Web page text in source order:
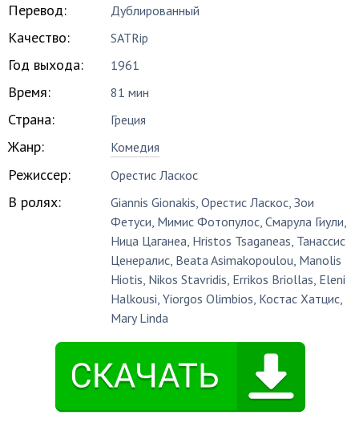
Перевод: Дублированный
Качество: SATRip
Год выхода: 1961
Время: 81 мин
Страна: Греция
Жанр: Комедия
Режиссер: Орестис Ласкос
В ролях: Giannis Gionakis,Орестис Ласкос,Зои
Фетуси, Мимис Фотопулос,Смарула Гиули,
Ница Цаганеа, Hristos Tsaganeas, Танассис
Ценералис, Beata Asimakopoulou, Manolis
Hiotis, Nikos Stavridis, Errikos Briollas, Eleni
Halkousi,Yiorgos Olimbios, Костас Хатцис,
Mary Linda